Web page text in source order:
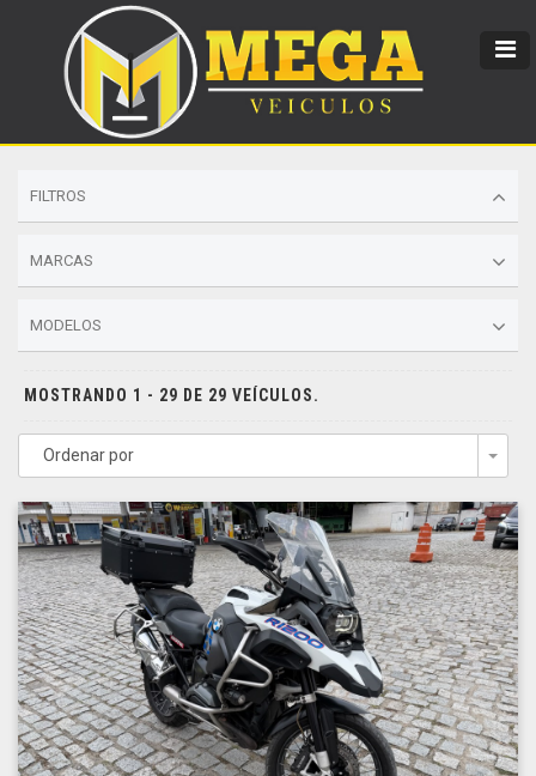
FILTROS
MARCAS
MODELOS
MOSTRANDO 1 - 29 DE 29 VEÍCULOS.
Ordenar por